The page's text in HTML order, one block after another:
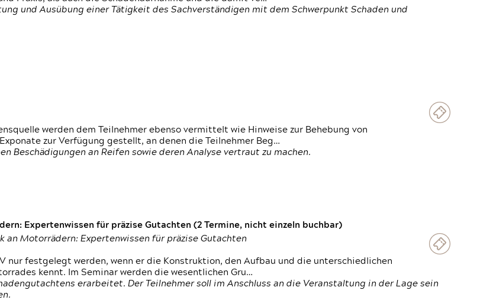
und Ausübung einer Tätigkeit des Sachverständigen mit dem Schwerpunkt Schaden und
werden dem Teilnehmer ebenso vermittelt wie Hinweise zur Behebung von
zur Verfügung gestellt, an denen die Teilnehmer Beg…
Beschädigungen an Reifen sowie deren Analyse vertraut zu machen.
Expertenwissen für präzise Gutachten (2 Termine, nicht einzeln buchbar)
an Motorrädern: Expertenwissen für präzise Gutachten
nur festgelegt werden, wenn er die Konstruktion, den Aufbau und die unterschiedlichen
kennt. Im Seminar werden die wesentlichen Gru…
erarbeitet. Der Teilnehmer soll im Anschluss an die Veranstaltung in der Lage sein